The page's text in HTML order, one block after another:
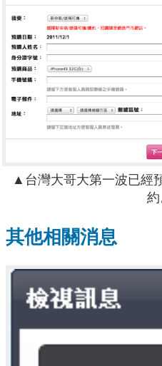
▲台灣大哥大第一波已經
約
其他相關消息